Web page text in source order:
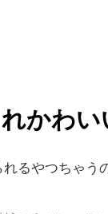
かわ
れるやつちゃう